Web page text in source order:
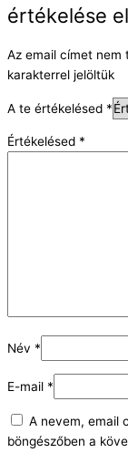
értékelése
Az email címet nem
karakterrel jelöltük
A te értékelésed *
Értékelésed *
Név *
E-mail *
A nevem, email
böngészőben a